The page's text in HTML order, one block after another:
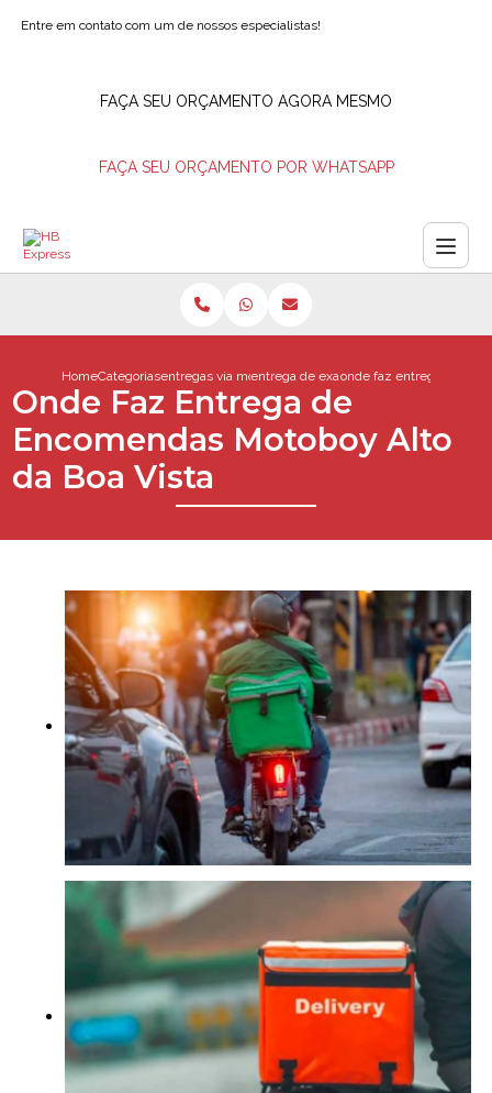
Entre em contato com um de nossos especialistas!
FAÇA SEU ORÇAMENTO AGORA MESMO
FAÇA SEU ORÇAMENTO POR WHATSAPP
HomeCategoriasentregas via motoboyentrega de exames via motoboy
onde faz entrega de
Onde Faz Entrega de
Encomendas Motoboy Alto
da Boa Vista